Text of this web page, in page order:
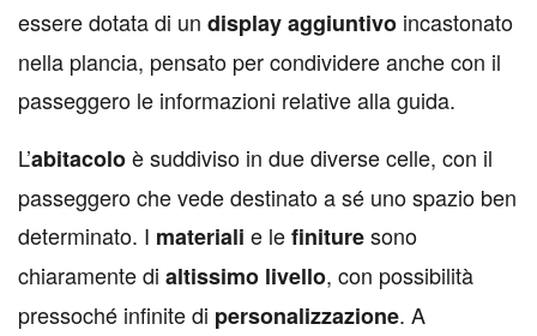
essere dotata di un display aggiuntivo incastonato
nella plancia, pensato per condividere anche con il
passeggero le informazioni relative alla guida.
L’abitacoloè suddiviso in due diverse celle, con il
passeggero che vede destinato a sé uno spazio ben
determinato. I materiali e lefinituresono
chiaramente di altissimo livello, con possibilità
pressoché infinite di personalizzazione. A